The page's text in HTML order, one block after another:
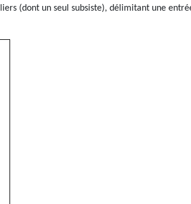
(dont un seul subsiste), délimitant une